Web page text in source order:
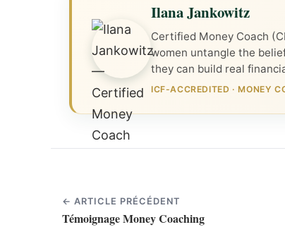
Ilana Jankowitz
Certified Money Coach
women untangle the
they can build real
ICF-ACCREDITED ·MONEY
← ARTICLE PRÉCÉDENT
Témoignage Money Coaching